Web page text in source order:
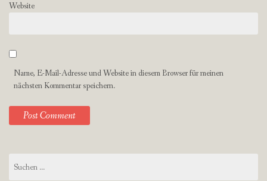
Website
Name, E-Mail-Adresse und Website in diesem Browser für meinen
nächsten Kommentar speichern.
nach: